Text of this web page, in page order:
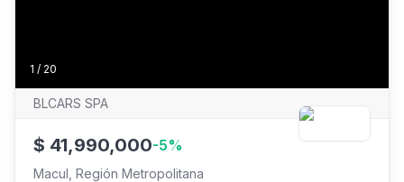
1 / 20
BLCARS SPA
$ 41,990,000-5%
Macul, Región Metropolitana